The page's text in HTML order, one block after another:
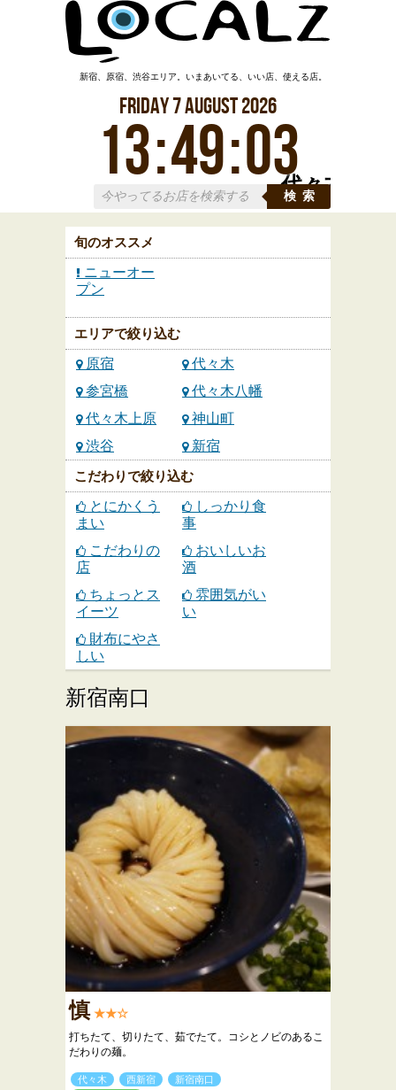
代々木
新宿、原宿、渋谷エリア。いまあいてる、いい店、使える店。
Friday7August2026
13:49:04
検索
旬のオススメ
ニューオー
プン
エリアで絞り込む
原宿
代々木
参宮橋
代々木八幡
代々木上原
神山町
渋谷
新宿
こだわりで絞り込む
とにかくう
まい
しっかり食
事
こだわりの
店
おいしいお
酒
ちょっとス
イーツ
雰囲気がい
い
財布にやさ
しい
新宿南口
慎 ★★☆
打ちたて、切りたて、茹でたて。コシとノビのあるこ
だわりの麺。
代々木 西新宿
新宿南口